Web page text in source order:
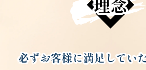
必ずお客様に満足してい